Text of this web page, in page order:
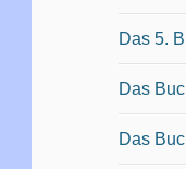
Das 5.
Das
Das